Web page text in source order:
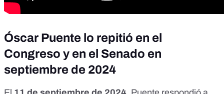
Óscar Puente lo repitió en el
Congreso y en el Senado en
septiembre de 2024